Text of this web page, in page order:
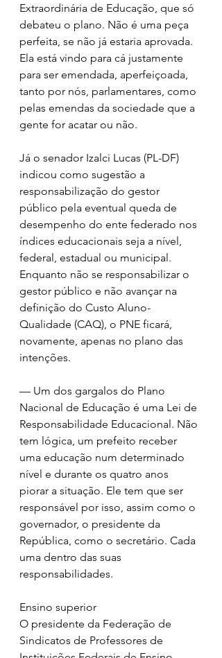
Extraordinária de Educação, que só
debateu o plano. Não é uma peça
perfeita, se não já estaria aprovada.
Ela está vindo para cá justamente
para ser emendada, aperfeiçoada,
tanto por nós, parlamentares, como
pelas emendas da sociedade que a
gente for acatar ou não.
Já o senador Izalci Lucas (PL-DF)
indicou como sugestão a
responsabilização do gestor
público pela eventual queda de
desempenho do ente federado nos
índices educacionais seja a nível,
federal, estadual ou municipal.
Enquanto não se responsabilizar o
gestor público e não avançar na
definição do Custo Aluno-
Qualidade (CAQ), o PNE ficará,
novamente, apenas no plano das
intenções.
— Um dos gargalos do Plano
Nacional de Educação é uma Lei de
Responsabilidade Educacional. Não
tem lógica, um prefeito receber
uma educação num determinado
nível e durante os quatro anos
piorar a situação. Ele tem que ser
responsável por isso, assim como o
governador, o presidente da
República, como o secretário. Cada
uma dentro das suas
responsabilidades.
Ensino superior
O presidente da Federação de
Sindicatos de Professores de